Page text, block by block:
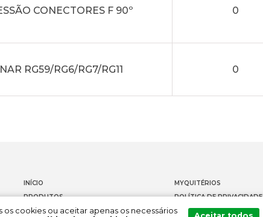
CONECTORES F 90º 0
RG59/RG6/RG7/RG11 0
INÍCIO
PRODUTOS
DOCUMENTAÇÃO
MYQUITÉRIOS
POLÍTICA DE PRIVACIDADE
CONTACTOS
cookies ou aceitar apenas os necessários
Aceitar todos